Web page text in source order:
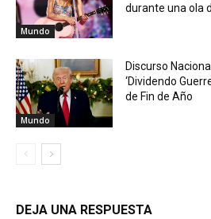
Mundo
durante una ola
Mundo
Discurso
‘Dividendo
de Fin de Año
DEJA UNA RESPUESTA